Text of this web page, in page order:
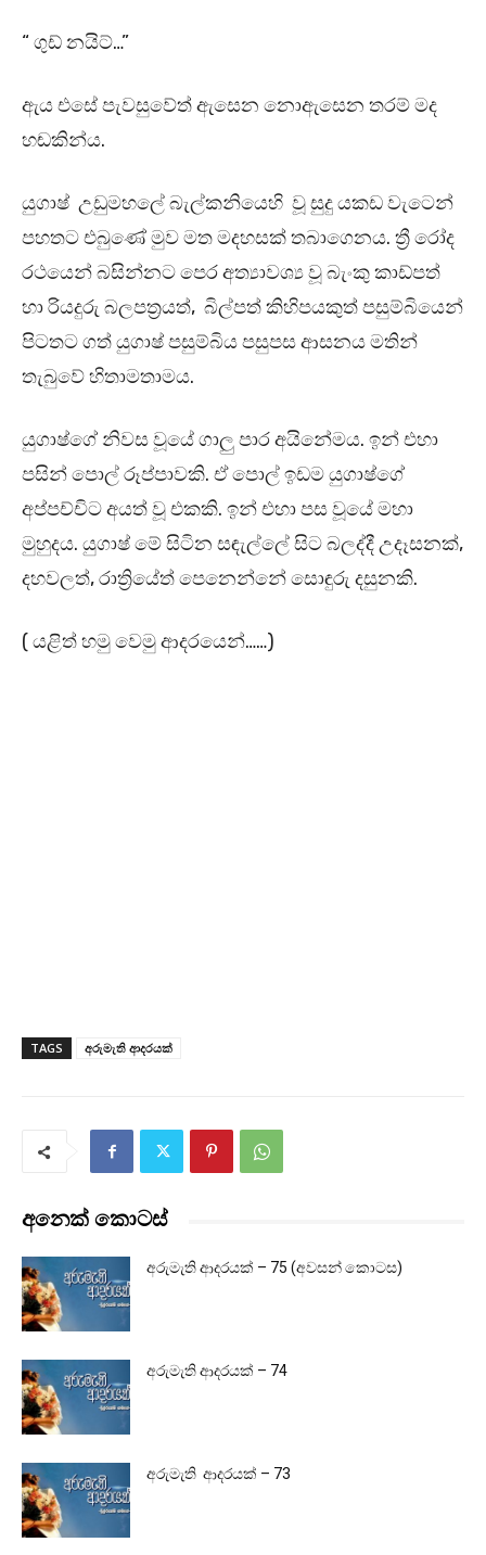
“ ගුඩ් නයිට්…”
ඇය එසේ පැවසුවේත් ඇසෙන නොඇසෙන තරම් මද
හඬකින්ය.
යුගාෂ් උඩුමහලේ බැල්කනියෙහි වූ සුදු යකඩ වැටෙන්
පහතට එබුණේ මුව මත මදහසක් තබාගෙනය. ත්‍රී රෝද
රථයෙන් බසින්නට පෙර අත්‍යාවශ්‍ය වූ බැංකු කාඩ්පත්
හා රියදුරු බලපත්‍රයත්, බිල්පත් කිහිපයකුත් පසුම්බියෙන්
පිටතට ගත් යුගාෂ් පසුම්බිය පසුපස ආසනය මතින්
තැබුවේ හිතාමතාමය.
යුගාෂ්ගේ නිවස වූයේ ගාලු පාර අයිනේමය. ඉන් එහා
පසින් පොල් රූප්පාවකි. ඒ පොල් ඉඩම යුගාෂ්ගේ
අප්පච්චිට අයත් වූ එකකි. ඉන් එහා පස වූයේ මහා
මුහුදය. යුගාෂ් මේ සිටින සඳැල්ලේ සිට බලද්දී උදෑසනක්,
දහවලත්, රාත්‍රියේත් පෙනෙන්නේ සොඳුරු දසුනකි.
( යළිත් හමු වෙමු ආදරයෙන්……)
TAGS අරුමැති ආදරයක්
අනෙක් කොටස්
අරුමැති ආදරයක් – 75 (අවසන් කොටස)
අරුමැති ආදරයක් – 74
අරුමැති ආදරයක් – 73